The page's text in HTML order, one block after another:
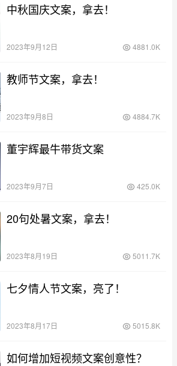
中秋国庆文案，拿去！
2023年9月12日 4881.0K
教师节文案，拿去！
2023年9月8日 4884.7K
董宇辉最牛带货文案
2023年9月7日 425.0K
20句处暑文案，拿去！
2023年8月19日 5011.7K
七夕情人节文案，亮了！
2023年8月17日 5015.8K
如何增加短视频文案创意性？